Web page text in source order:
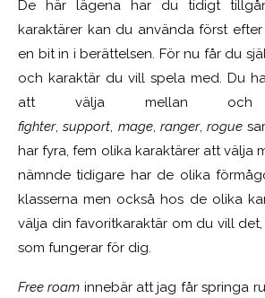
De här lägena har du tidigt
karaktärer kan du använda först
en bit in i berättelsen. För nu får du
och karaktär du vill spela med. Du
att välja mellan
fighter,support, mage, ranger, rogue
har fyra, fem olika karaktärer att välja
nämnde tidigare har de olika
klasserna men också hos de olika
välja din favoritkaraktär om du vill
som fungerar för dig.
Free roam innebär att jag får springa